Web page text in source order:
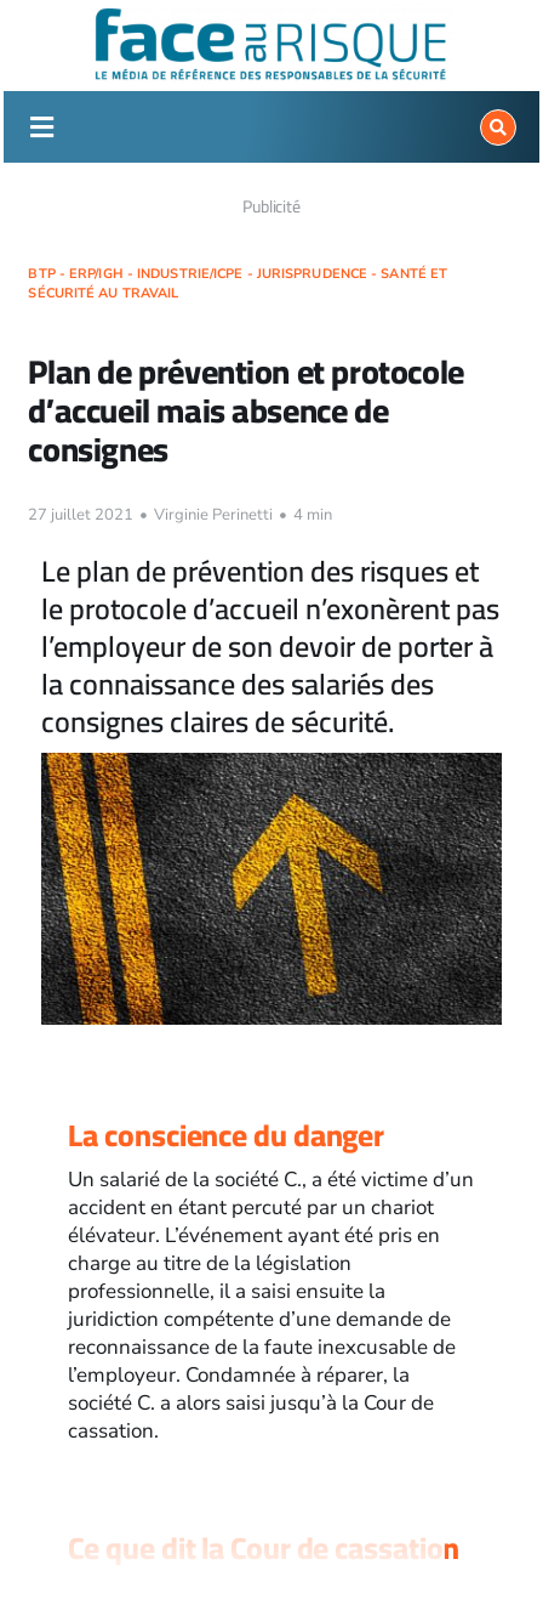
Publicité
BTP - ERP/IGH - INDUSTRIE/ICPE - JURISPRUDENCE - SANTÉ ET
SÉCURITÉ AU TRAVAIL
Plan de prévention et protocole
d’accueil mais absence de
consignes
27 juillet 2021 • Virginie Perinetti • 4 min
Le plan de prévention des risques et
le protocole d’accueil n’exonèrent pas
l’employeur de son devoir de porter à
la connaissance des salariés des
consignes claires de sécurité.
La conscience du danger
Un salarié de la société C., a été victime d’un
accident en étant percuté par un chariot
élévateur. L’événement ayant été pris en
charge au titre de la législation
professionnelle, il a saisi ensuite la
juridiction compétente d’une demande de
reconnaissance de la faute inexcusable de
l’employeur. Condamnée à réparer, la
société C. a alors saisi jusqu’à la Cour de
cassation.
Ce que dit la Cour de cassation